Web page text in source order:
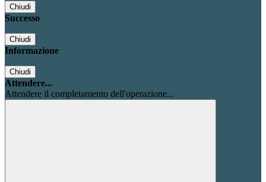
Chiudi
Successo
Chiudi
Informazione
Chiudi
Attendere...
Attendere il completamento dell'operazione...